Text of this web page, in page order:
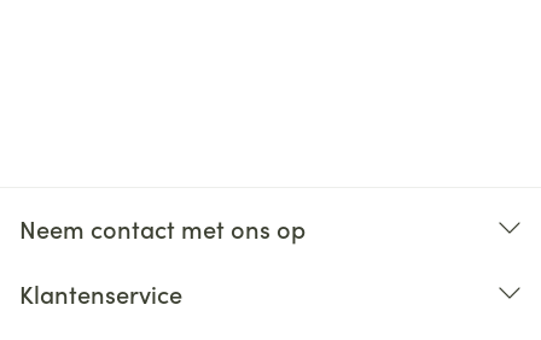
Neem contact met ons op
Klantenservice